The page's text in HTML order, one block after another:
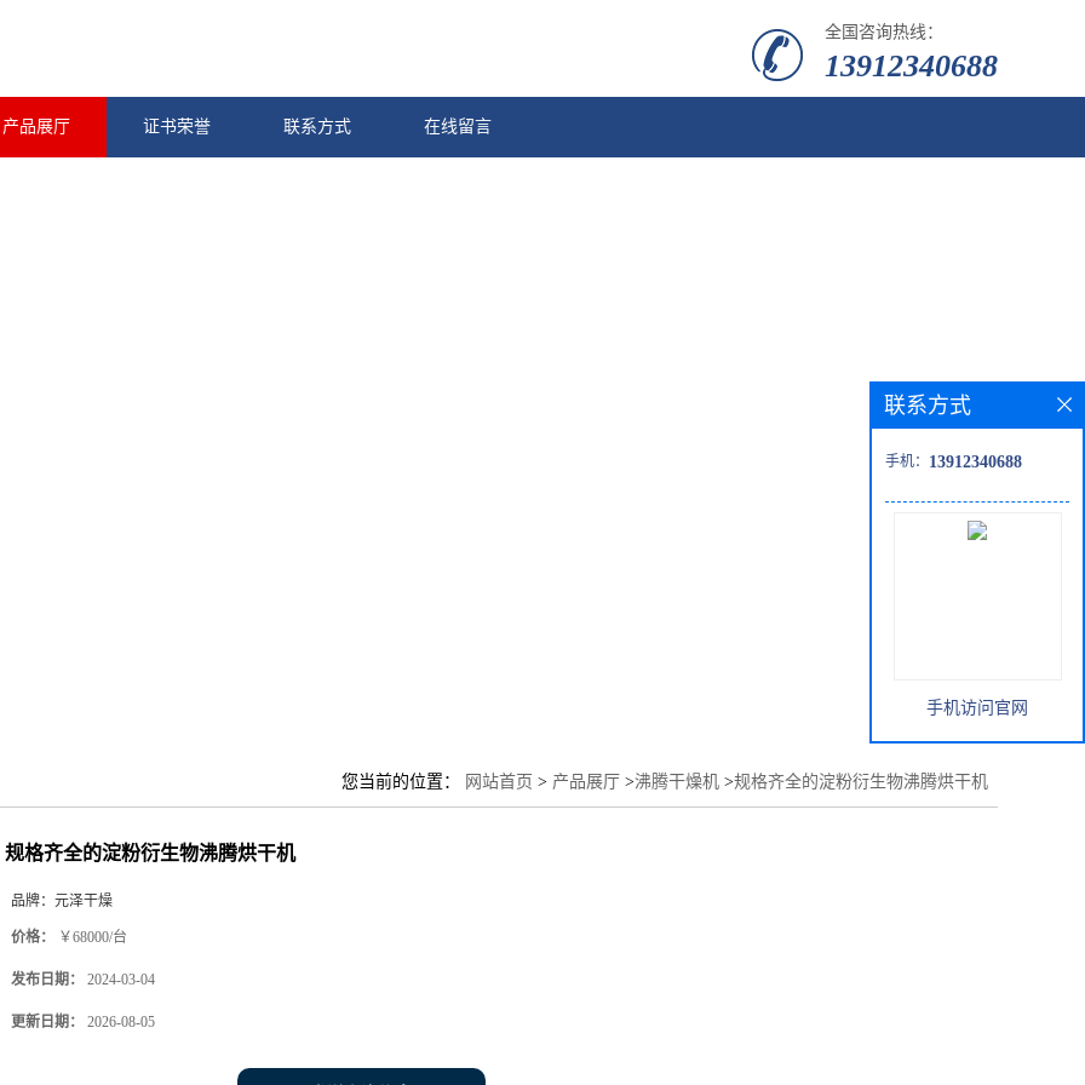
全国咨询热线：
13912340688
产品展厅 证书荣誉 联系方式 在线留言
您当前的位置： 网站首页 > 产品展厅 >沸腾干燥机 >规格齐全的淀粉衍生物沸腾烘干机
规格齐全的淀粉衍生物沸腾烘干机
品牌： 元泽干燥
价格： ￥68000/台
发布日期： 2024-03-04
更新日期： 2026-08-05
联系方式
手机： 13912340688
手机访问官网